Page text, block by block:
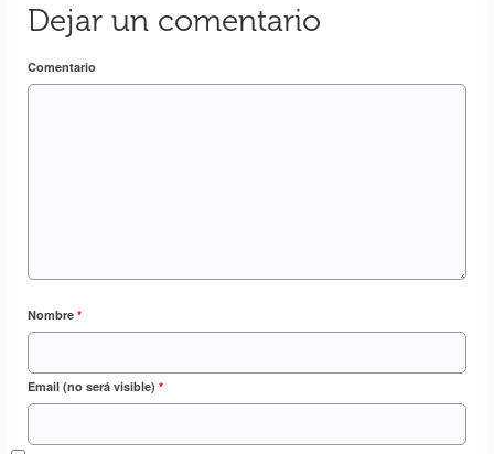
Dejar un comentario
Comentario
Nombre *
Email (no será visible) *